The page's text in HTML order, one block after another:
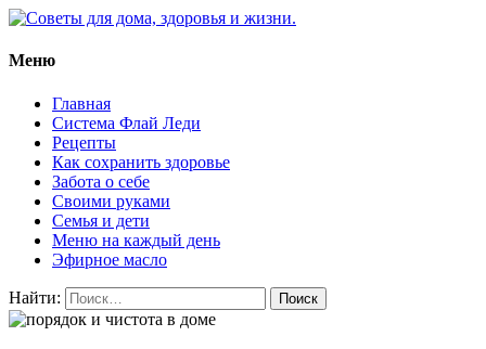
Советы для дома, здоровья и
жизни.
Меню
Главная
Система Флай Леди
Рецепты
Как сохранить здоровье
Забота о себе
Своими руками
Семья и дети
Меню на каждый день
Эфирное масло
Найти: